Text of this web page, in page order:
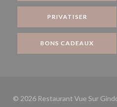
PRIVATISER
BONS CADEAUX
© 2026 Restaurant Vue Sur